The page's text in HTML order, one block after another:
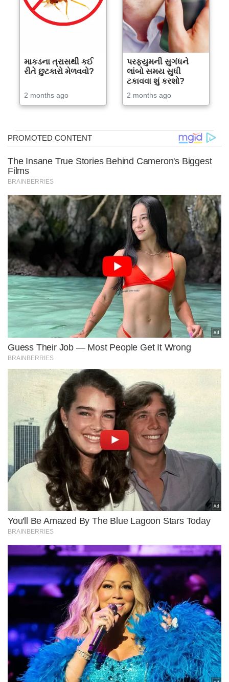
માકડના ત્રાસથી કઈ
રીતે છુટકારો મેળવવો?
2 months ago
પરફ્યુમની સુગંધને
લાંબો સમય સુધી
ટકાવવા શું કરશો?
2 months ago